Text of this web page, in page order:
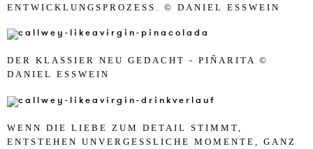
ENTWICKLUNGSPROZESS. © DANIEL ESSWEIN
DER KLASSIER NEU GEDACHT - PIÑARITA ©
DANIEL ESSWEIN
WENN DIE LIEBE ZUM DETAIL STIMMT,
ENTSTEHEN UNVERGESSLICHE MOMENTE, GANZ